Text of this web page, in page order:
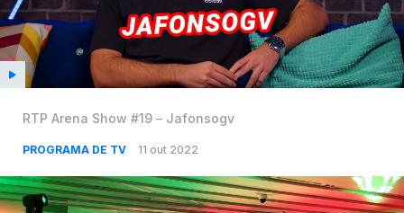
RTP Arena Show #19 – Jafonsogv
PROGRAMA DE TV 11 out 2022